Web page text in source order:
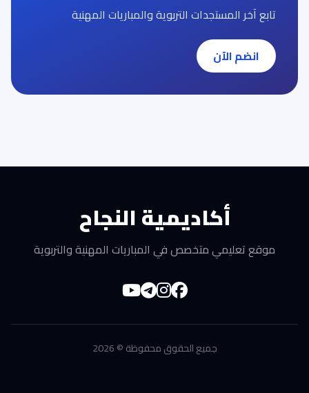
تابع آخر المستجدات التربوية والمباريات المهنية
انضم الآن
أكاديمية النجاح
موقع تعليمي متخصص في المباريات المهنية والتربوية
جميع الحقوق محفوظة © 2026